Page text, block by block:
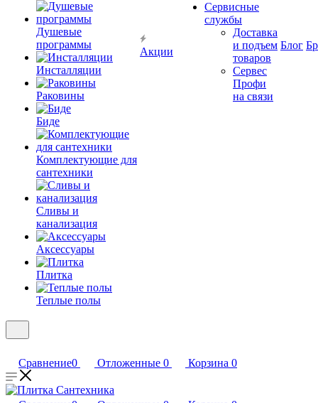
Душевые
программы
Инсталляции
Раковины
Биде
Комплектующие для
сантехники
Сливы и
канализация
Аксессуары
Плитка
Теплые полы
Акции
Сервисные
службы
Доставка
и подъем
товаров
Сервес
Профи
на связи
Блог
Сравнение0 Отложенные 0 Корзина 0